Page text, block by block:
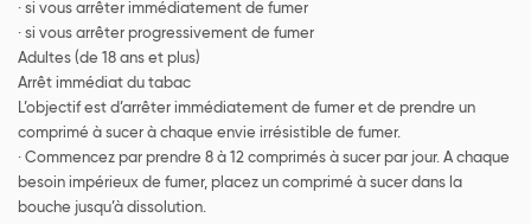
· si vous arrêter immédiatement de fumer
· si vous arrêter progressivement de fumer
Adultes (de 18 ans et plus)
Arrêt immédiat du tabac
L’objectif est d’arrêter immédiatement de fumer et de prendre un
comprimé à sucer à chaque envie irrésistible de fumer.
· Commencez par prendre 8 à 12 comprimés à sucer par jour. A chaque
besoin impérieux de fumer, placez un comprimé à sucer dans la
bouche jusqu’à dissolution.